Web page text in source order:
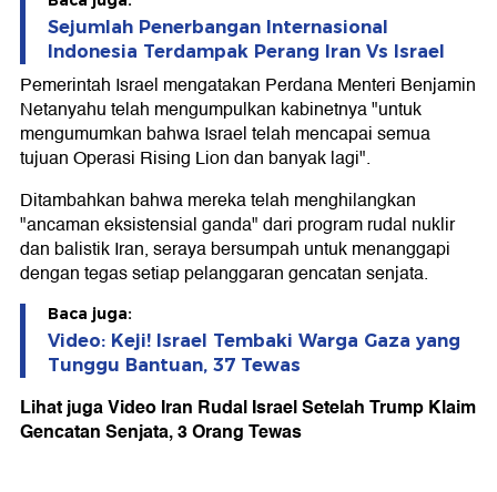
Sejumlah Penerbangan Internasional
Indonesia Terdampak Perang Iran Vs Israel
Pemerintah Israel mengatakan Perdana Menteri Benjamin
Netanyahu telah mengumpulkan kabinetnya "untuk
mengumumkan bahwa Israel telah mencapai semua
tujuan Operasi Rising Lion dan banyak lagi".
Ditambahkan bahwa mereka telah menghilangkan
"ancaman eksistensial ganda" dari program rudal nuklir
dan balistik Iran, seraya bersumpah untuk menanggapi
dengan tegas setiap pelanggaran gencatan senjata.
Baca juga:
Video: Keji! Israel Tembaki Warga Gaza yang
Tunggu Bantuan, 37 Tewas
Lihat juga Video Iran Rudal Israel Setelah Trump Klaim
Gencatan Senjata, 3 Orang Tewas